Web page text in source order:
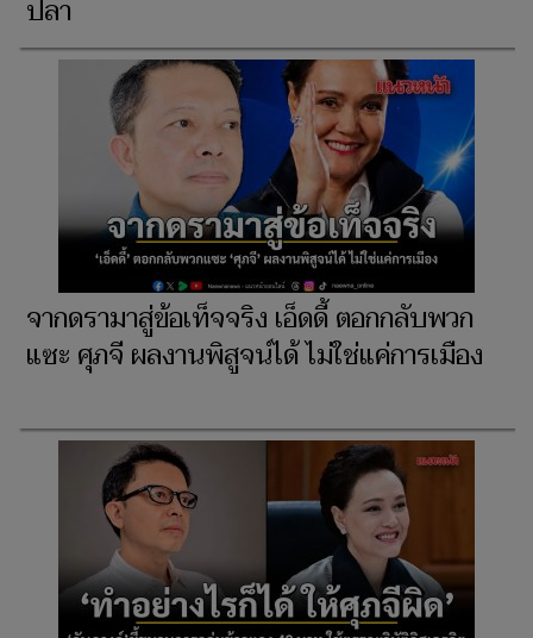
ปลา
จากดรามาสู่ข้อเท็จจริง เอ็ดดี้ ตอกกลับพวก
แซะ ศุภจี ผลงานพิสูจน์ได้ ไม่ใช่แค่การเมือง